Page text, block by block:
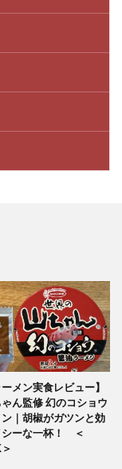
ーメン実食レビュー】
ん監修 幻のコショウ
｜胡椒がガツンと効
シーな一杯！ ＜